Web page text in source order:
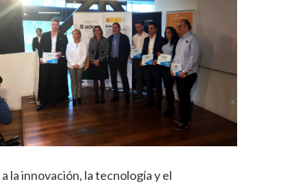
la innovación, la tecnología y el